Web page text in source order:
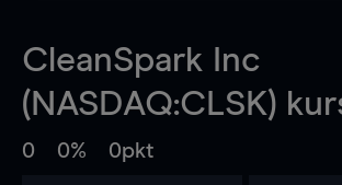
CleanSpark Inc
(NASDAQ:CLSK)
0 0% 0pkt